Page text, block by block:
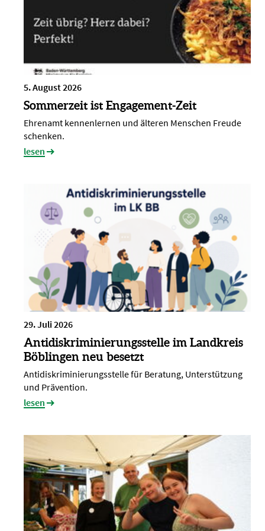
5. August 2026
Sommerzeit ist Engagement-Zeit
Ehrenamt kennenlernen und älteren Menschen Freude
schenken.
lesen
29. Juli 2026
Antidiskriminierungsstelle im Landkreis
Böblingen neu besetzt
Antidiskriminierungsstelle für Beratung, Unterstützung
und Prävention.
lesen